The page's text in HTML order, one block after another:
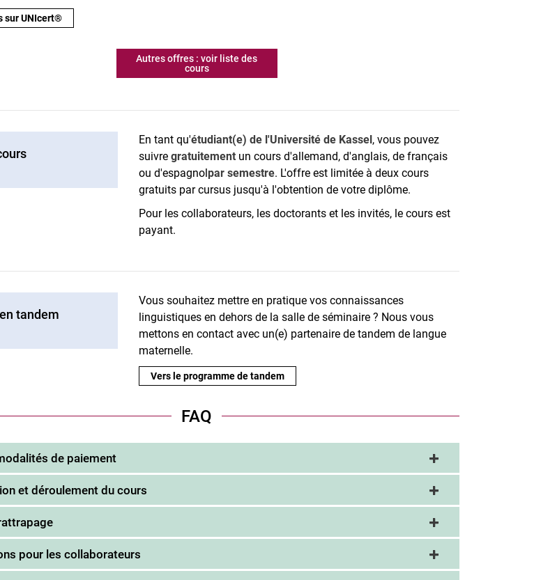
sur UNIcert®
Autres offres : voir liste des
cours
En tant qu'étudiant(e) de l'Université de Kassel, vous pouvez
suivregratuitement un cours d'allemand, d'anglais, de français
ou d'espagnolpar semestre. L'offre est limitée à deux cours
gratuits par cursus jusqu'à l'obtention de votre diplôme.
Pour les collaborateurs, les doctorants et les invités, le cours est
payant.
tandem
Vous souhaitez mettre en pratique vos connaissances
linguistiques en dehors de la salle de séminaire ? Nous vous
mettons en contact avec un(e) partenaire de tandem de langue
maternelle.
Vers le programme de tandem
FAQ
de paiement
et déroulement du cours
pour les collaborateurs